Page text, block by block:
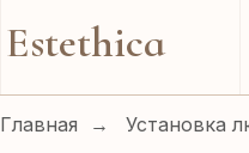
Estethica
Главная → Установка